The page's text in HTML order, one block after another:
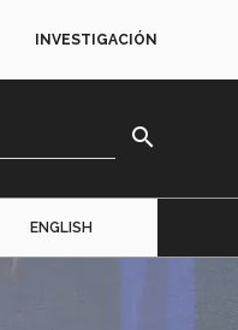
INVESTIGACIÓN
search
ENGLISH